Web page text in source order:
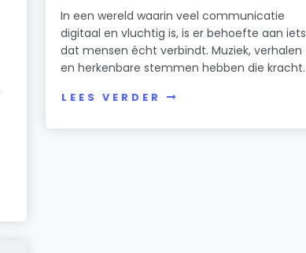
In een wereld waarin veel communicatie
digitaal en vluchtig is, is er behoefte aan iets
dat mensen écht verbindt. Muziek, verhalen
en herkenbare stemmen hebben die kracht.
LEES VERDER